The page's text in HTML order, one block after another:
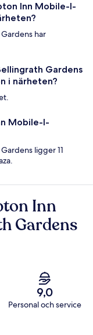
Inn Mobile-I-
har
Gardens
i närheten?
Mobile-I-
ligger 11
Inn
Gardens
9,0
Personal och service